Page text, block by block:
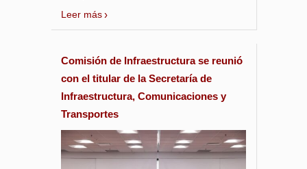
Leer más
Comisión de Infraestructura se reunió
con el titular de la Secretaría de
Infraestructura, Comunicaciones y
Transportes